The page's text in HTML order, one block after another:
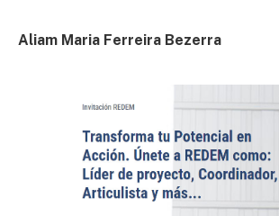
Aliam Maria Ferreira Bezerra